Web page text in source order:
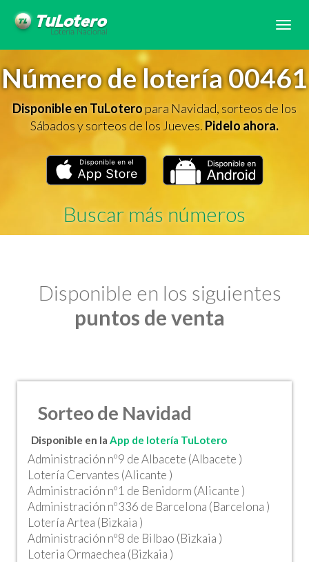
Número de lotería 00461
Disponible en TuLoteropara Navidad, sorteos de los
Sábados y sorteos de los Jueves.Pidelo ahora.
Buscar más números
Disponible en los siguientes
puntos de venta
Sorteo de Navidad
Disponible en la App de lotería TuLotero
Administración nº9 de Albacete (Albacete )
Lotería Cervantes (Alicante )
Administración nº1 de Benidorm (Alicante )
Administración nº336 de Barcelona (Barcelona )
Lotería Artea (Bizkaia )
Administración nº8 de Bilbao (Bizkaia )
Loteria Ormaechea (Bizkaia )